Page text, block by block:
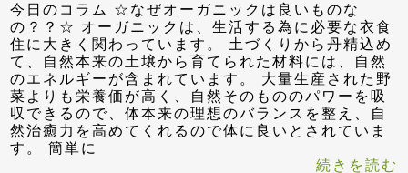
今日のコラム ☆なぜオーガニックは良いものな
の？？☆ オーガニックは、生活する為に必要な衣食
住に大きく関わっています。 土づくりから丹精込め
て、自然本来の土壌から育てられた材料には、自然
のエネルギーが含まれています。 大量生産された野
菜よりも栄養価が高く、自然そのもののパワーを吸
収できるので、体本来の理想のバランスを整え、自
然治癒力を高めてくれるので体に良いとされていま
す。 簡単に
続きを読む